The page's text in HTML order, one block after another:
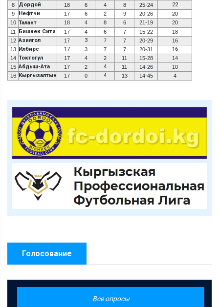
8 Дордой 18 6 4 8 25-24 22
9 Нефтчи 17 6 2 9 20-26
20
10 Талант 18 4 8 6 21-19
20
11
Бишкек Сити 17 4 6 7 15-22
18
12 Азиягол 17 3 7 7 20-29
16
13 Илбирс 17 3 7 7 20-31 16
14 Токтогул 17 4 2 11 15-28
14
15 Абдыш-Ата 17 2 4 11 14-26
10
16 Кыргызалтын 17 0 4 13 14-45 4
Голосование
Все опросы